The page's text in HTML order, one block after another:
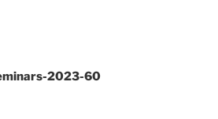
2023-60